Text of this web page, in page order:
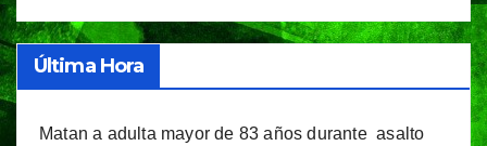
Última Hora
Matan a adulta mayor de 83 años durante asalto